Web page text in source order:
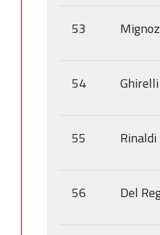
53
54 Ghirelli
55 Rinaldi
56 Del